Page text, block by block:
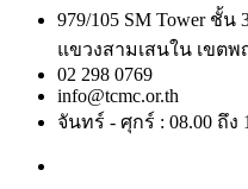
979/105 SM Tower ชั้
แขวงสามเสนใน เขตพ
02 298 0769
info@tcmc.or.th
จันทร์ - ศุกร์ : 08.00 ถึ